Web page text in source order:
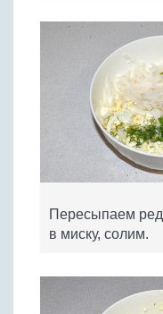
Пересыпаем
в миску, солим.